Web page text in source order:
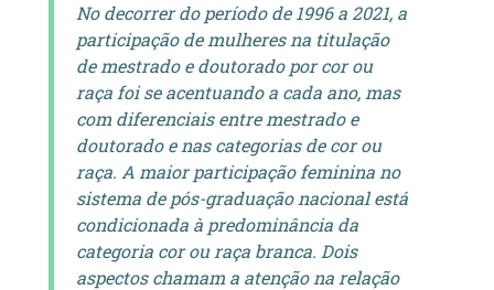
No decorrer do período de 1996 a 2021, a
participação de mulheres na titulação
de mestrado e doutorado por cor ou
raça foi se acentuando a cada ano, mas
com diferenciais entre mestrado e
doutorado e nas categorias de cor ou
raça. A maior participação feminina no
sistema de pós-graduação nacional está
condicionada à predominância da
categoria cor ou raça branca. Dois
aspectos chamam a atenção na relação